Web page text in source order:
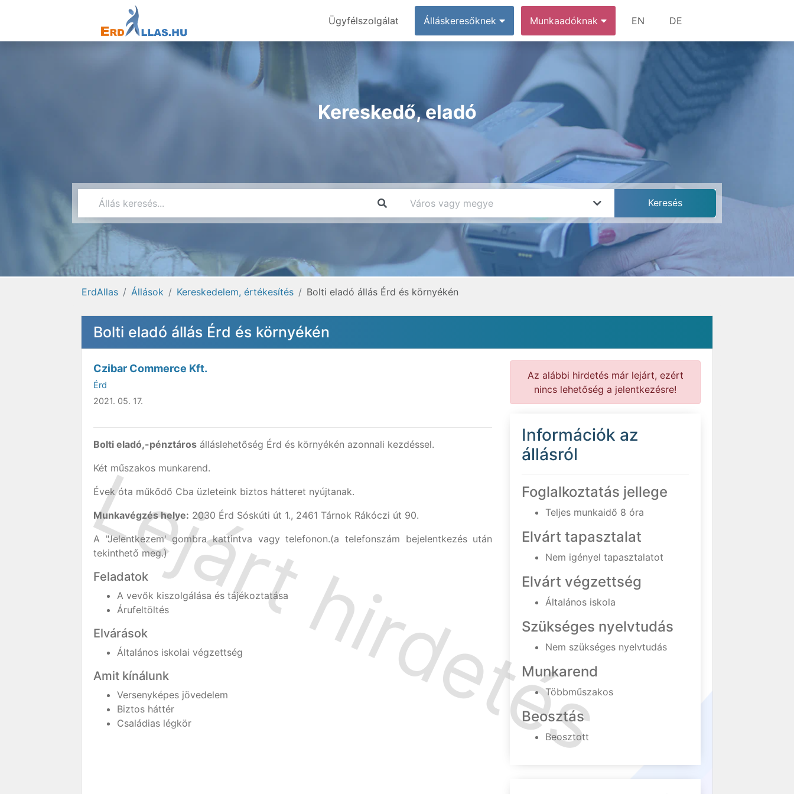
Ügyfélszolgálat Álláskeresőknek Munkaadóknak EN DE
Kereskedő, eladó
ErdAllas Állások Kereskedelem, értékesítés Bolti eladó állás Érd és környékén
Bolti eladó állás Érd és környékén
Czibar Commerce Kft.
Érd
2021. 05. 17.
Bolti eladó,-pénztáros álláslehetőség Érd és környékén azonnali kezdéssel.
Két műszakos munkarend.
Évek óta műkődő Cba üzleteink biztos hátteret nyújtanak.
Munkavégzés helye: 2030 Érd Sóskúti út 1., 2461 Tárnok Rákóczi út 90.
A "Jelentkezem' gombra kattintva vagy telefonon.(a telefonszám bejelentkezés után
tekinthető meg.)
Feladatok
A vevők kiszolgálása és tájékoztatása
Árufeltöltés
Elvárások
Általános iskolai végzettség
Amit kínálunk
Versenyképes jövedelem
Biztos háttér
Családias légkör
Az alábbi hirdetés már lejárt, ezért
nincs lehetőség a jelentkezésre!
Információk az
állásról
Foglalkoztatás jellege
Teljes munkaidő 8 óra
Elvárt tapasztalat
Nem igényel tapasztalatot
Elvárt végzettség
Általános iskola
Szükséges nyelvtudás
Nem szükséges nyelvtudás
Munkarend
Többműszakos
Beosztás
Beosztott